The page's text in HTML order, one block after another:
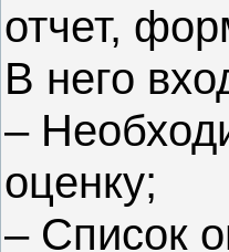
отчет,
В него
–
оценку;
– Список